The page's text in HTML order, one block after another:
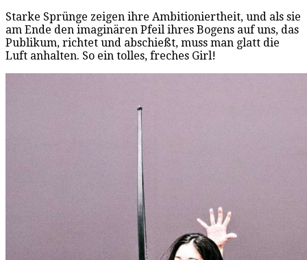
Starke Sprünge zeigen ihre Ambitioniertheit, und als sie
am Ende den imaginären Pfeil ihres Bogens auf uns, das
Publikum, richtet und abschießt, muss man glatt die
Luft anhalten. So ein tolles, freches Girl!